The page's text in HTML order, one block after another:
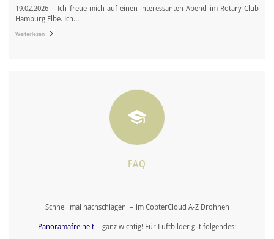
19.02.2026 – Ich freue mich auf einen interessanten Abend im Rotary Club
Hamburg Elbe. Ich…
Weiterlesen
FAQ
Schnell mal nachschlagen – im CopterCloud A-Z Drohnen
Panoramafreiheit– ganz wichtig! Für Luftbilder gilt folgendes: